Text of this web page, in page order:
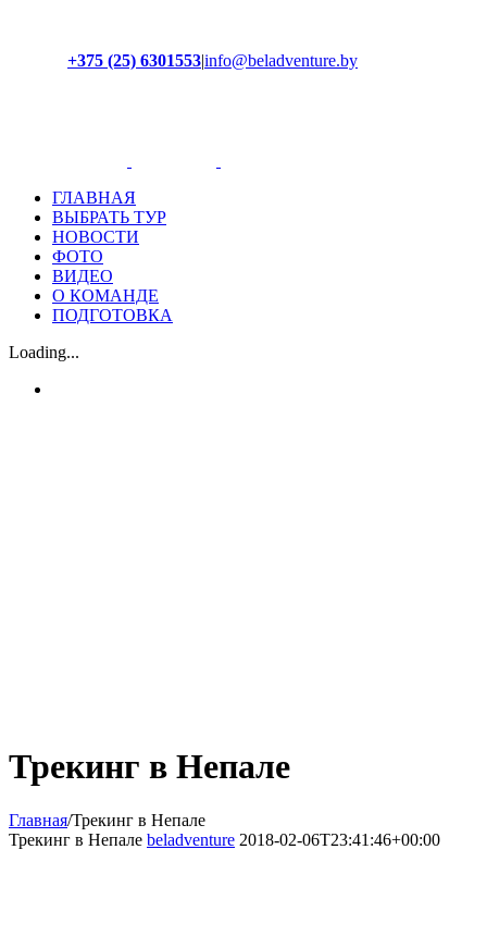
+375 (25) 6301553|info@beladventure.by
ГЛАВНАЯ
ВЫБРАТЬ ТУР
НОВОСТИ
ФОТО
ВИДЕО
О КОМАНДЕ
ПОДГОТОВКА
Loading...
Трекинг в Непале
Главная/Трекинг в Непале
Трекинг в Непале beladventure 2018-02-06T23:41:46+00:00